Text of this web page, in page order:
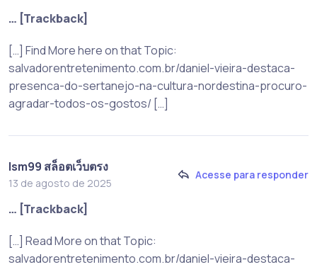
… [Trackback]
[…] Find More here on that Topic:
salvadorentretenimento.com.br/daniel-vieira-destaca-
presenca-do-sertanejo-na-cultura-nordestina-procuro-
agradar-todos-os-gostos/ […]
lsm99 สล็อตเว็บตรง
13 de agosto de 2025
Acesse para responder
… [Trackback]
[…] Read More on that Topic:
salvadorentretenimento.com.br/daniel-vieira-destaca-